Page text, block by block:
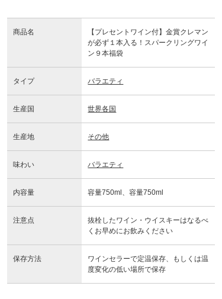
商品名
【プレセントワイン付】金賞クレマン
が必ず１本入る！スパークリングワイ
ン９本福袋
タイプ バラエティ
生産国 世界各国
生産地 その他
味わい バラエティ
内容量 容量750ml、容量750ml
注意点
抜栓したワイン・ウイスキーはなるべ
くお早めにお飲みください
保存方法
ワインセラーで定温保存、もしくは温
度変化の低い場所で保存